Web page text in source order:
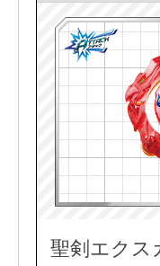
聖剣エクス